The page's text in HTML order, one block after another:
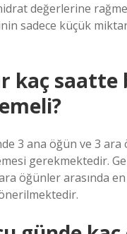
değerlerine
sadece küçük
kaç saatte
3 ana öğün ve 3
gerekmektedir.
öğünler arasında